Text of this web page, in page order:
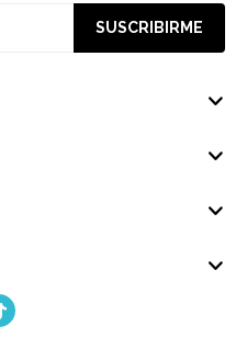
SUSCRIBIRME